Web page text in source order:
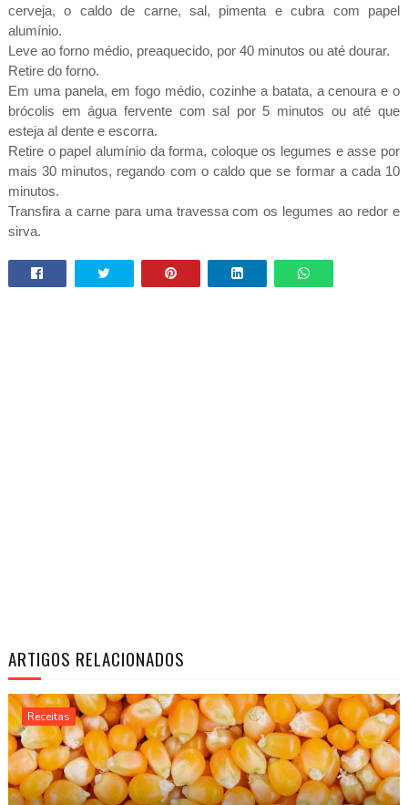
cerveja, o caldo de carne, sal, pimenta e cubra com papel
alumínio.
Leve ao forno médio, preaquecido, por 40 minutos ou até dourar.
Retire do forno.
Em uma panela, em fogo médio, cozinhe a batata, a cenoura e o
brócolis em água fervente com sal por 5 minutos ou até que
esteja al dente e escorra.
Retire o papel alumínio da forma, coloque os legumes e asse por
mais 30 minutos, regando com o caldo que se formar a cada 10
minutos.
Transfira a carne para uma travessa com os legumes ao redor e
sirva.
ARTIGOS RELACIONADOS
Receitas